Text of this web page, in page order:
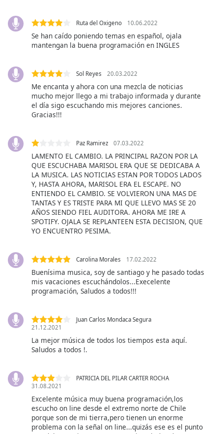
Escape
will
the
window.
Opacity
Background
Caption
Area
Background
Opacity
Text
Ruta del Oxigeno 10.06.2022
Se han caído poniendo temas en español, ojala
mantengan la buena programación en INGLES
Sol Reyes 20.03.2022
Me encanta y ahora con una mezcla de noticias
mucho mejor llego a mi trabajo informada y durante
el día sigo escuchando mis mejores canciones.
Gracias!!!
Paz Ramirez 07.03.2022
LAMENTO EL CAMBIO. LA PRINCIPAL RAZON POR LA
QUE ESCUCHABA MARISOL ERA QUE SE DEDICABA A
LA MUSICA. LAS NOTICIAS ESTAN POR TODOS LADOS
Y, HASTA AHORA, MARISOL ERA EL ESCAPE. NO
ENTIENDO EL CAMBIO. SE VOLVIERON UNA MAS DE
TANTAS Y ES TRISTE PARA MI QUE LLEVO MAS SE 20
AÑOS SIENDO FIEL AUDITORA. AHORA ME IRE A
SPOTIFY. OJALA SE REPLANTEEN ESTA DECISION, QUE
YO ENCUENTRO PESIMA.
Carolina Morales 17.02.2022
Buenísima musica, soy de santiago y he pasado todas
mis vacaciones escuchándolos...Execelente
programación, Saludos a todos!!!
Juan Carlos Mondaca Segura
21.12.2021
La mejor música de todos los tiempos esta aquí.
Saludos a todos !.
PATRICIA DEL PILAR CARTER ROCHA
31.08.2021
Excelente música muy buena programación,los
escucho on line desde el extremo norte de Chile
porque son de mi tierra,pero tienen un enorme
problema con la señal on line...quizás ese es el punto